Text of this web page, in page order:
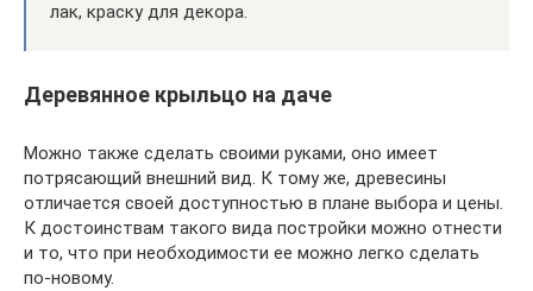
лак, краску для декора.
Деревянное крыльцо на даче
Можно также сделать своими руками, оно имеет
потрясающий внешний вид. К тому же, древесины
отличается своей доступностью в плане выбора и цены.
К достоинствам такого вида постройки можно отнести
и то, что при необходимости ее можно легко сделать
по-новому.